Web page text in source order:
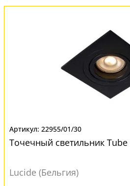
22955/01/30
Точечный светильник
Lucide (Бельгия)